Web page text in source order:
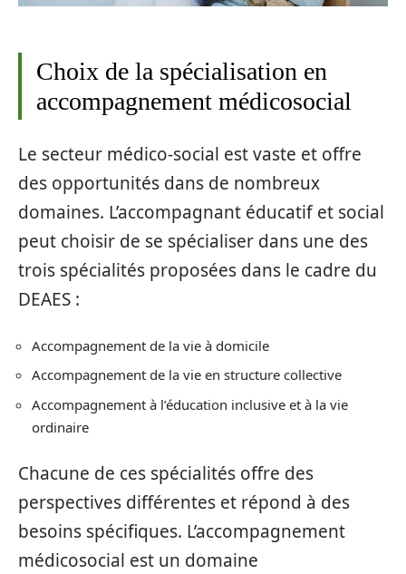
Choix de la spécialisation en
accompagnement médicosocial
Le secteur médico-social est vaste et offre
des opportunités dans de nombreux
domaines. L’accompagnant éducatif et social
peut choisir de se spécialiser dans une des
trois spécialités proposées dans le cadre du
DEAES :
Accompagnement de la vie à domicile
Accompagnement de la vie en structure collective
Accompagnement à l’éducation inclusive et à la vie
ordinaire
Chacune de ces spécialités offre des
perspectives différentes et répond à des
besoins spécifiques. L’accompagnement
médicosocial est un domaine